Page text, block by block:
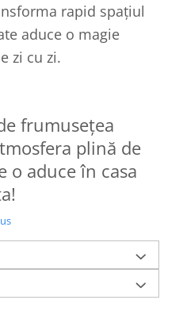
rapid spațiul
aduce o magie
zi cu zi.
frumusețea
plină de
o aduce în casa